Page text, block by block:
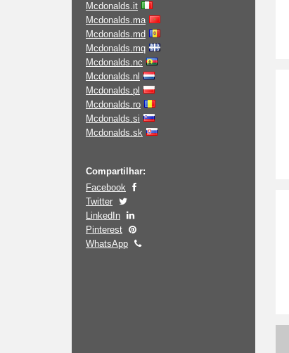
Mcdonalds.it
Mcdonalds.ma
Mcdonalds.md
Mcdonalds.mq
Mcdonalds.nc
Mcdonalds.nl
Mcdonalds.pl
Mcdonalds.ro
Mcdonalds.si
Mcdonalds.sk
Compartilhar:
Facebook
Twitter
LinkedIn
Pinterest
WhatsApp